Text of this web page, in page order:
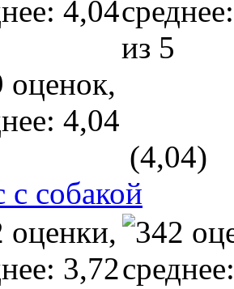
(4,04)
с собакой